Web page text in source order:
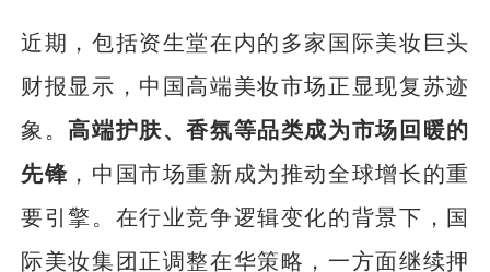
近期，包括资生堂在内的多家国际美妆巨头
财报显示，中国高端美妆市场正显现复苏迹
象。高端护肤、香氛等品类成为市场回暖的
先锋 ，中国市场重新成为推动全球增长的重
要引擎。在行业竞争逻辑变化的背景下，国
际美妆集团正调整在华策略，一方面继续押